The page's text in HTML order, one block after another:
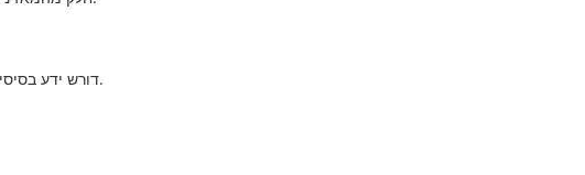
דורש ידע בסיסי במעגלים והבנת הפרטים הקטנים של תיבת הסיכום האנלוגית הספציפית שלך או שרשרת סיכום.